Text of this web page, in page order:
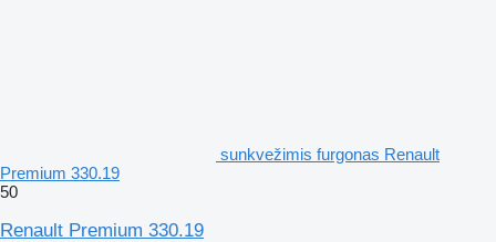
sunkvežimis furgonas Renault
Premium 330.19
50
Renault Premium 330.19